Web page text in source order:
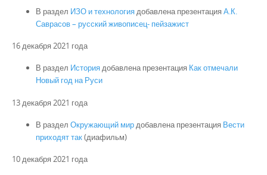
В раздел ИЗО и технологиядобавлена презентация А.К.
Саврасов – русский живописец- пейзажист
16 декабря 2021 года
В раздел Историядобавлена презентация Как отмечали
Новый год на Руси
13 декабря 2021 года
В раздел Окружающий мирдобавлена презентация Вести
приходят так(диафильм)
10 декабря 2021 года